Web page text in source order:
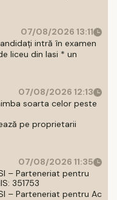
07/08/2026 13:11
intră în examen
liceu din Iasi * un
07/08/2026 12:13
soarta celor peste
pe proprietarii
07/08/2026 11:35
– Parteneriat pentru
351753
– Parteneriat pentru Ac